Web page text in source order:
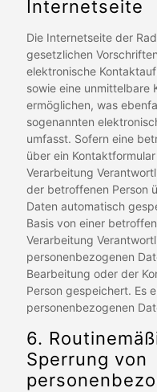
Internetseite
Die Internetseite der
gesetzlichen
elektronische
sowie eine unmittelbare
ermöglichen, was
sogenannten
umfasst. Sofern eine
über ein
Verarbeitung
der betroffenen Person
Daten automatisch
Basis von einer
Verarbeitung
personenbezogenen
Bearbeitung oder der
Person gespeichert. Es
personenbezogenen
6.
Sperrung von